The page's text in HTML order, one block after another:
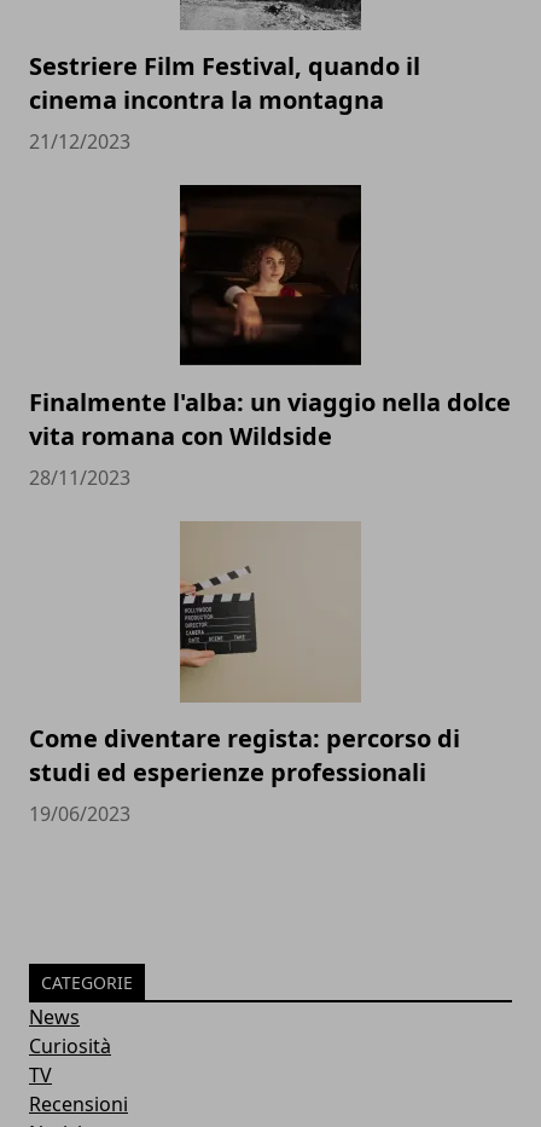
Sestriere Film Festival, quando il
cinema incontra la montagna
21/12/2023
Finalmente l'alba: un viaggio nella dolce
vita romana con Wildside
28/11/2023
Come diventare regista: percorso di
studi ed esperienze professionali
19/06/2023
CATEGORIE
News
Curiosità
TV
Recensioni